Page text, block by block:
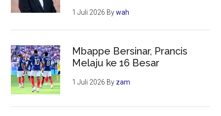
1 Juli 2026 Bywah
Mbappe Bersinar, Prancis
Melaju ke 16 Besar
1 Juli 2026 By zam